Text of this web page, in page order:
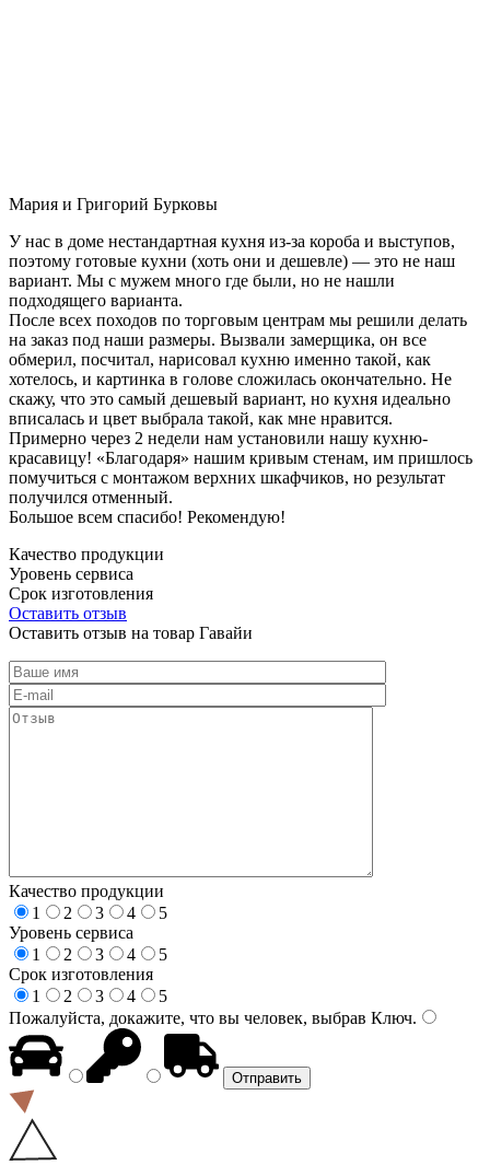
Мария и Григорий Бурковы
У нас в доме нестандартная кухня из-за короба и выступов,
поэтому готовые кухни (хоть они и дешевле) — это не наш
вариант. Мы с мужем много где были, но не нашли
подходящего варианта.
После всех походов по торговым центрам мы решили делать
на заказ под наши размеры. Вызвали замерщика, он все
обмерил, посчитал, нарисовал кухню именно такой, как
хотелось, и картинка в голове сложилась окончательно. Не
скажу, что это самый дешевый вариант, но кухня идеально
вписалась и цвет выбрала такой, как мне нравится.
Примерно через 2 недели нам установили нашу кухню-
красавицу! «Благодаря» нашим кривым стенам, им пришлось
помучиться с монтажом верхних шкафчиков, но результат
получился отменный.
Большое всем спасибо! Рекомендую!
Качество продукции
Уровень сервиса
Срок изготовления
Оставить отзыв
Оставить отзыв на товар Гавайи
Качество продукции
1
2 3 4
5
Уровень сервиса
1
2 3 4
5
Срок изготовления
1
2 3 4
5
Пожалуйста, докажите, что вы человек, выбрав Ключ.